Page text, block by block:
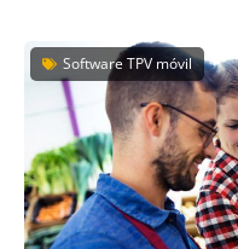
Software TPV móvil